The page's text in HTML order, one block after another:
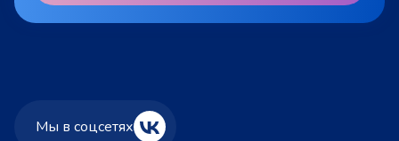
Мы в соцсетях